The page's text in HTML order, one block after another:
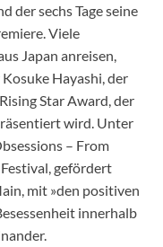
der sechs Tage seine
Viele
Japan anreisen,
Hayashi, der
Star Award, der
wird. Unter
– From
gefördert
mit »den positiven
innerhalb